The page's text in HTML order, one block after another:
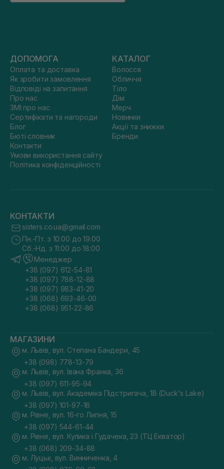
ДОПОМОГА
Оплата та доставка
Як зробити замовлення
Відповіді на запитання
Про нас
ЗМІ про нас
Сертифікати та нагороди
Блог
Бюті словник
Контакти
Умови використання сайту
Політика конфіденційності
КАТАЛОГ
Волосся
Обличчя
Тіло
Дім
Мерч
Новинки
Акції та знижки
Бренди
КОНТАКТИ
sisters.co.ua@gmail.com
Пн.-Пт. з 10:00 до 19:00
Сб.-Нд. з 11:00 до 18:00
Менеджер
+38 (097) 612-54-81
+38 (097) 788-12-88
+38 (097) 983-41-20
+38 (068) 693-46-00
+38 (068) 951-22-86
МАГАЗИНИ
м. Львів, вул. Степана Бандери, 45
+38 (098) 778-13-79
м. Львів, вул. Івана Франка, 36
+38 (097) 611-95-94
м. Львів, вул. Академіка Підстригача, 1В (Duck's Lake)
+38 (097) 101-97-16
м. Рівне, вул. 16-го Липня, 15
+38 (097) 544-61-44
м. Рівне, вул. Кулика і Гудачека, 23 (ТЦ Екватор)
+38 (068) 209-34-88
м. Луцьк, вул. Винниченка, 4